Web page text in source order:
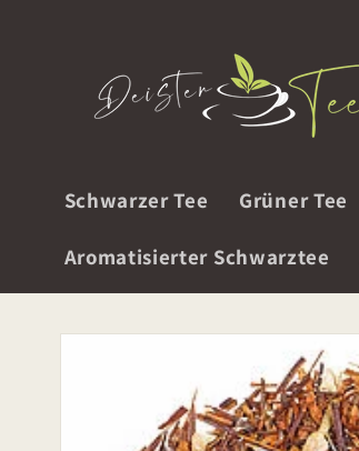
Schwarzer Tee Grüner Tee
Aromatisierter Schwarztee
Zu